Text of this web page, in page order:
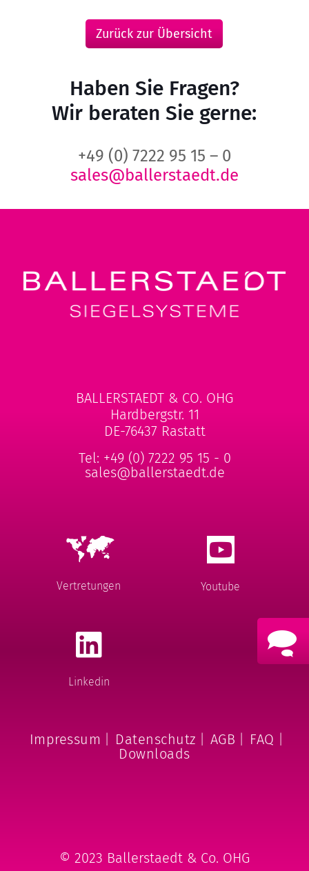
Zurück zur Übersicht
Haben Sie Fragen?
Wir beraten Sie gerne:
+49 (0) 7222 95 15 – 0
sales@ballerstaedt.de
BALLERSTAEDT & CO. OHG
Hardbergstr. 11
DE-76437 Rastatt
Tel: +49 (0) 7222 95 15 - 0
sales@ballerstaedt.de
Vertretungen Youtube
Linkedin
Impressum Datenschutz AGB FAQ
Downloads
© 2023 Ballerstaedt & Co. OHG